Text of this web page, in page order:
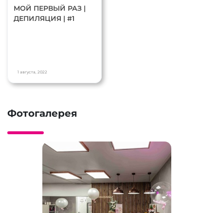
МОЙ ПЕРВЫЙ РАЗ |
ДЕПИЛЯЦИЯ | #1
1 августа, 2022
Фотогалерея